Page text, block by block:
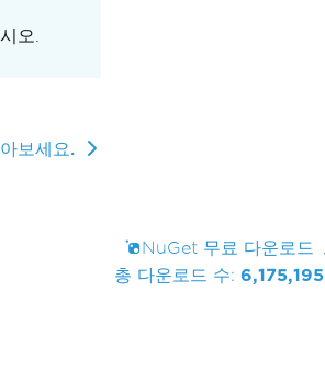
오.
보세요.
NuGet 무료 다운로드
총 다운로드 수: 6,175,195